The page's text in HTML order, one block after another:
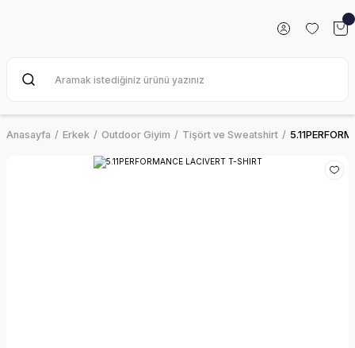
Anasayfa Erkek Outdoor Giyim Tişört ve Sweatshirt